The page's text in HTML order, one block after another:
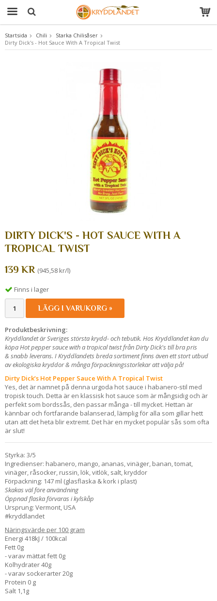
Produkten har blivit tillagd i varukorgen
Startsida Chili
Starka Chilisåser
Dirty Dick's - Hot Sauce With A Tropical Twist
DIRTY DICK'S - HOT SAUCE WITH A
TROPICAL TWIST
139 KR (945,58 kr/l)
Finns i lager
LÄGG I VARUKORG »
Produktbeskrivning:
Kryddlandet är Sveriges största krydd- och tebutik. Hos Kryddlandet kan du
köpa Hot pepper sauce with a tropical twist från Dirty Dick's till bra pris
& snabb leverans. I Kryddlandets breda sortiment finns även ett stort utbud
av ekologiska kryddor & många förpackningsstorlekar att välja på!
Dirty Dick’s Hot Pepper Sauce With A Tropical Twist
Yes, det är namnet på denna urgoda hot sauce i habanero-stil med
tropisk touch. Detta är en klassisk hot sauce som är mångsidig och är
perfekt som bordssås, den passar många - till mycket. Hettan är
kännbar och fortfarande balanserad, lämplig för alla som gillar hett
utan att det heta blir extremt. Det här en mycket populär sås som ofta
är slut!
Styrka: 3/5
Ingredienser: habanero, mango, ananas, vinäger, banan, tomat,
vinäger, råsocker, russin, lök, vitlök, salt, kryddor
Förpackning: 147 ml (glasflaska & kork i plast)
Skakas väl före användning
Öppnad flaska förvaras i kylskåp
Ursprung: Vermont, USA
#kryddlandet
Näringsvärde per 100 gram
Energi 418kJ / 100kcal
Fett 0g
- varav mättat fett 0g
Kolhydrater 40g
- varav sockerarter 20g
Protein 0 g
Salt 1,1g